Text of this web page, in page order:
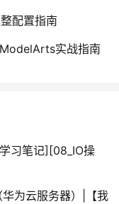
配置指南
实战指南
习笔记][08_IO操
为云服务器）|【我